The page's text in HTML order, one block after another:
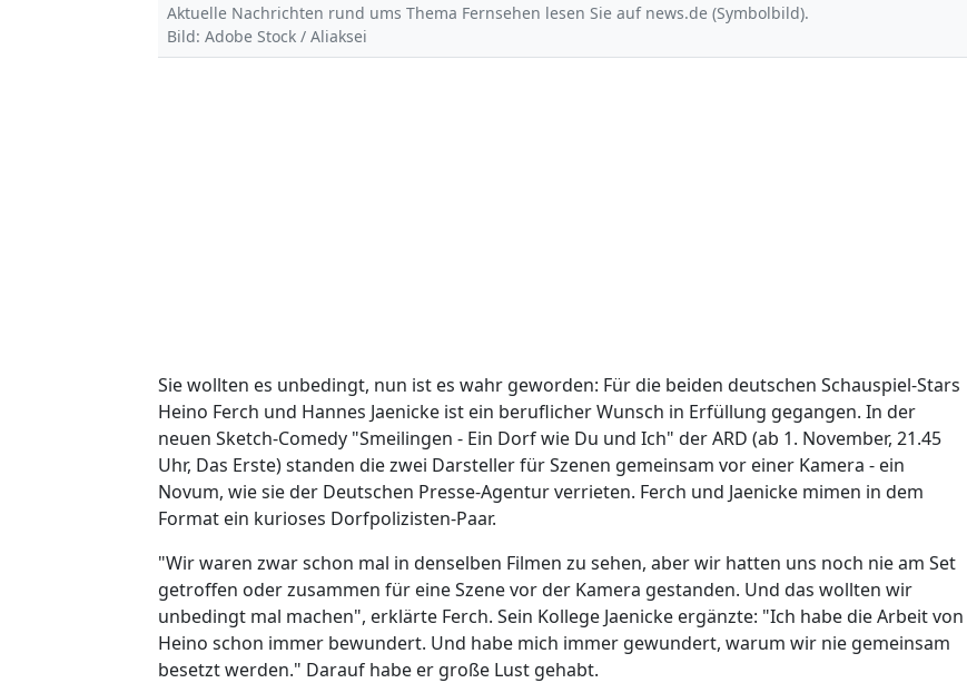
Aktuelle Nachrichten rund ums Thema Fernsehen lesen Sie auf news.de (Symbolbild).
Bild: Adobe Stock / Aliaksei
Sie wollten es unbedingt, nun ist es wahr geworden: Für die beiden deutschen Schauspiel-Stars
Heino Ferch und Hannes Jaenicke ist ein beruflicher Wunsch in Erfüllung gegangen. In der
neuen Sketch-Comedy "Smeilingen - Ein Dorf wie Du und Ich" der ARD (ab 1. November, 21.45
Uhr, Das Erste) standen die zwei Darsteller für Szenen gemeinsam vor einer Kamera - ein
Novum, wie sie der Deutschen Presse-Agentur verrieten. Ferch und Jaenicke mimen in dem
Format ein kurioses Dorfpolizisten-Paar.
"Wir waren zwar schon mal in denselben Filmen zu sehen, aber wir hatten uns noch nie am Set
getroffen oder zusammen für eine Szene vor der Kamera gestanden. Und das wollten wir
unbedingt mal machen", erklärte Ferch. Sein Kollege Jaenicke ergänzte: "Ich habe die Arbeit von
Heino schon immer bewundert. Und habe mich immer gewundert, warum wir nie gemeinsam
besetzt werden." Darauf habe er große Lust gehabt.